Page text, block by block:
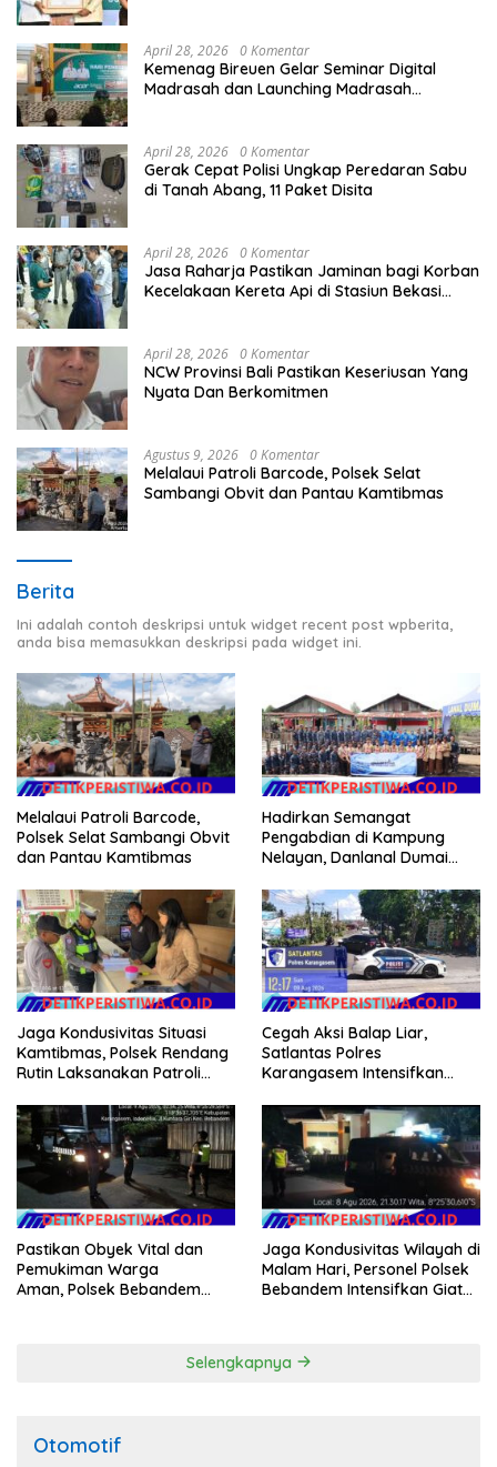
April 28, 2026 0 Komentar
Kemenag Bireuen Gelar Seminar Digital
Madrasah dan Launching Madrasah
April 28, 2026 0 Komentar
Gerak Cepat Polisi Ungkap Peredaran Sabu
di Tanah Abang, 11 Paket Disita
April 28, 2026 0 Komentar
Jasa Raharja Pastikan Jaminan bagi Korban
Kecelakaan Kereta Api di Stasiun Bekasi
April 28, 2026 0 Komentar
NCW Provinsi Bali Pastikan Keseriusan Yang
Nyata Dan Berkomitmen
Agustus 9, 2026 0 Komentar
Melalaui Patroli Barcode, Polsek Selat
Sambangi Obvit dan Pantau Kamtibmas
Berita
Ini adalah contoh deskripsi untuk widget recent post wpberita,
anda bisa memasukkan deskripsi pada widget ini.
Melalaui Patroli Barcode,
Polsek Selat Sambangi Obvit
dan Pantau Kamtibmas
Hadirkan Semangat
Pengabdian di Kampung
Nelayan, Danlanal Dumai
Bersih Pantai
Jaga Kondusivitas Situasi
Kamtibmas, Polsek Rendang
Rutin Laksanakan Patroli
Cegah Aksi Balap Liar,
Satlantas Polres
Karangasem Intensifkan
Seraya
Pastikan Obyek Vital dan
Pemukiman Warga
Aman, Polsek Bebandem
Jaga Kondusivitas Wilayah di
Malam Hari, Personel Polsek
Bebandem Intensifkan Giat
Selengkapnya
Otomotif